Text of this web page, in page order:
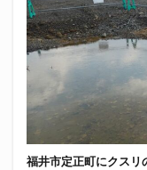
福井市定正町にクス